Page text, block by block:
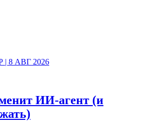
8 АВГ 2026
ИИ‑агент (и